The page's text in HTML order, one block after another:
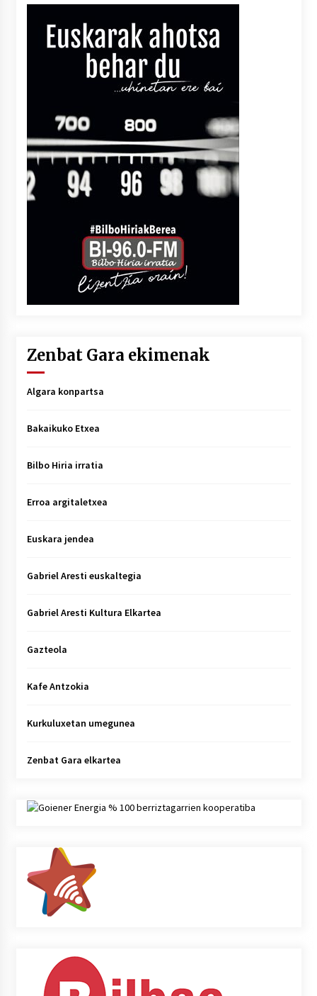
Zenbat Gara ekimenak
Algara konpartsa
Bakaikuko Etxea
Bilbo Hiria irratia
Erroa argitaletxea
Euskara jendea
Gabriel Aresti euskaltegia
Gabriel Aresti Kultura Elkartea
Gazteola
Kafe Antzokia
Kurkuluxetan umegunea
Zenbat Gara elkartea